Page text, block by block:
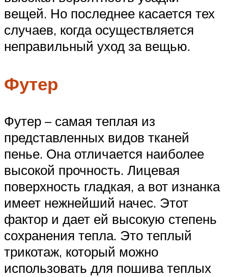
вещей. Но последнее касается тех
случаев, когда осуществляется
неправильный уход за вещью.
Футер
Футер – самая теплая из
представленных видов тканей
пенье. Она отличается наиболее
высокой прочность. Лицевая
поверхность гладкая, а вот изнанка
имеет нежнейший начес. Этот
фактор и дает ей высокую степень
сохранения тепла. Это теплый
трикотаж, который можно
использовать для пошива теплых